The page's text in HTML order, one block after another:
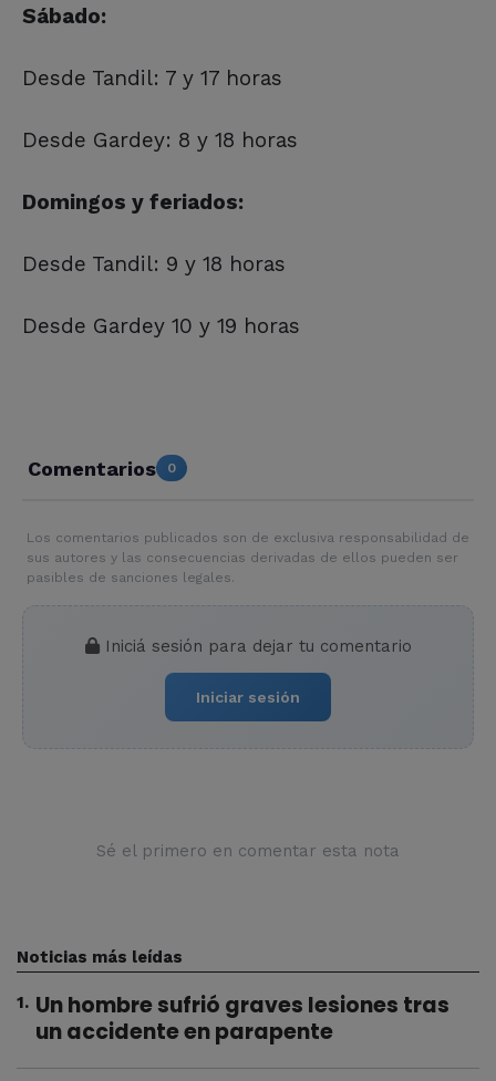
Sábado:
Desde Tandil: 7 y 17 horas
Desde Gardey: 8 y 18 horas
Domingos y feriados:
Desde Tandil: 9 y 18 horas
Desde Gardey 10 y 19 horas
Comentarios 0
Los comentarios publicados son de exclusiva responsabilidad de
sus autores y las consecuencias derivadas de ellos pueden ser
pasibles de sanciones legales.
Iniciá sesión para dejar tu comentario
Iniciar sesión
Sé el primero en comentar esta nota
Noticias más leídas
1. Un hombre sufrió graves lesiones tras
un accidente en parapente